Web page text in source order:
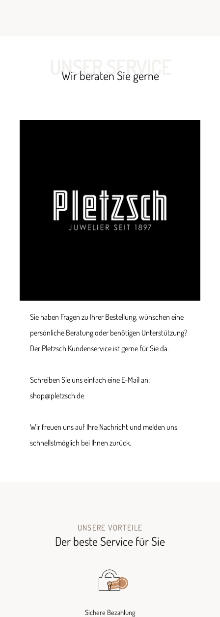
UNSER SERVICE
Wir beraten Sie gerne
Sie haben Fragen zu Ihrer Bestellung, wünschen eine
persönliche Beratung oder benötigen Unterstützung?
Der Pletzsch Kundenservice ist gerne für Sie da.
Schreiben Sie uns einfach eine E-Mail an:
shop@pletzsch.de
Wir freuen uns auf Ihre Nachricht und melden uns
schnellstmöglich bei Ihnen zurück.
UNSERE VORTEILE
Der beste Service für Sie
Sichere Bezahlung